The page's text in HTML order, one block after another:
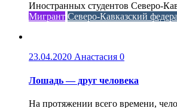
Иностранных студентов Северо-
Мигрант Северо-Кавказский
23.04.2020 Анастасия 0
Лошадь — друг человека
На протяжении всего времени,